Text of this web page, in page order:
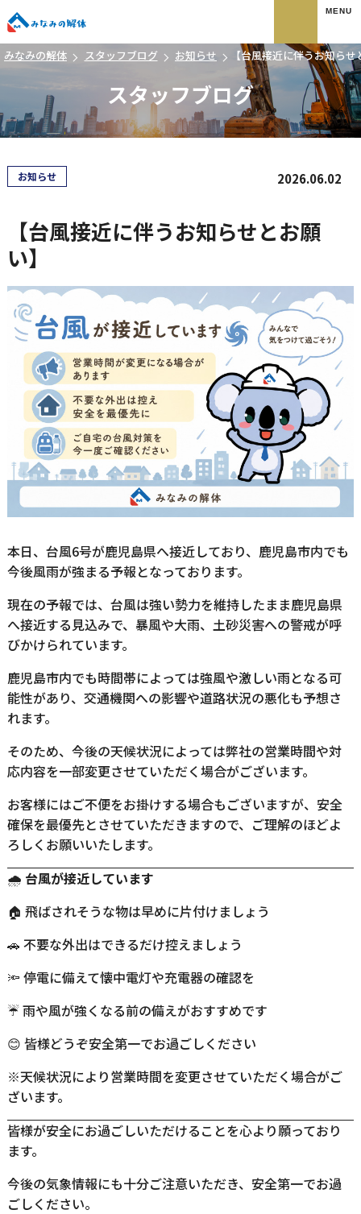
みなみの解体 スタッフブログ お知らせ 【台風接近に伴うお知ら
スタッフブログ
お知らせ 2026.06.02
【台風接近に伴うお知らせとお願
い】
本日、台風6号が鹿児島県へ接近しており、鹿児島市内でも
今後風雨が強まる予報となっております。
現在の予報では、台風は強い勢力を維持したまま鹿児島県
へ接近する見込みで、暴風や大雨、土砂災害への警戒が呼
びかけられています。
鹿児島市内でも時間帯によっては強風や激しい雨となる可
能性があり、交通機関への影響や道路状況の悪化も予想さ
れます。
そのため、今後の天候状況によっては弊社の営業時間や対
応内容を一部変更させていただく場合がございます。
お客様にはご不便をお掛けする場合もございますが、安全
確保を最優先とさせていただきますので、ご理解のほどよ
ろしくお願いいたします。
🌧️ 台風が接近しています
🏠 飛ばされそうな物は早めに片付けましょう
🚗 不要な外出はできるだけ控えましょう
🔦 停電に備えて懐中電灯や充電器の確認を
☔ 雨や風が強くなる前の備えがおすすめです
😊 皆様どうぞ安全第一でお過ごしください
※天候状況により営業時間を変更させていただく場合がご
ざいます。
皆様が安全にお過ごしいただけることを心より願っており
ます。
今後の気象情報にも十分ご注意いただき、安全第一でお過
ごしください。